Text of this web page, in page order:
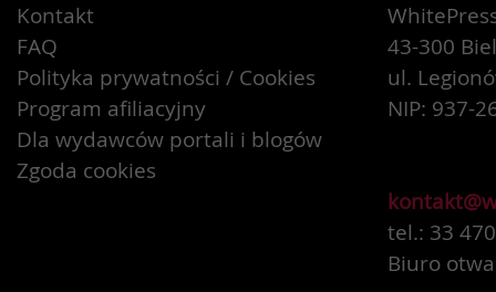
Kontakt
FAQ
Polityka prywatności / Cookies
Program afiliacyjny
Dla wydawców portali i blogów
Zgoda cookies
43-300
ul.
NIP: 937-
tel.: 33
Biuro